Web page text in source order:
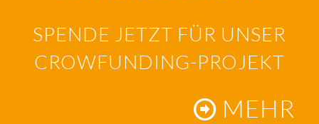
SPENDE JETZT FÜR UNSER
CROWFUNDING-PROJEKT
MEHR